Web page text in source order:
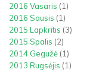
2016 Vasaris (1)
2016 Sausis (1)
2015 Lapkritis (3)
2015 Spalis (2)
2014 Gegužė (1)
2013 Rugsėjis (1)